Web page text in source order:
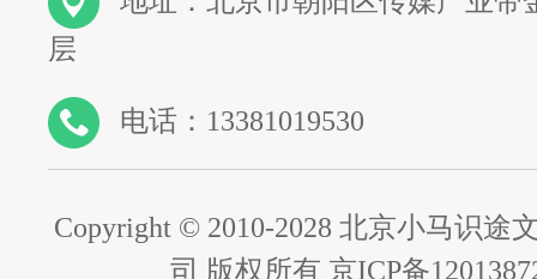
层
电话：13381019530
Copyright © 2010-2028 北京小马识途
司 版权所有 京ICP备